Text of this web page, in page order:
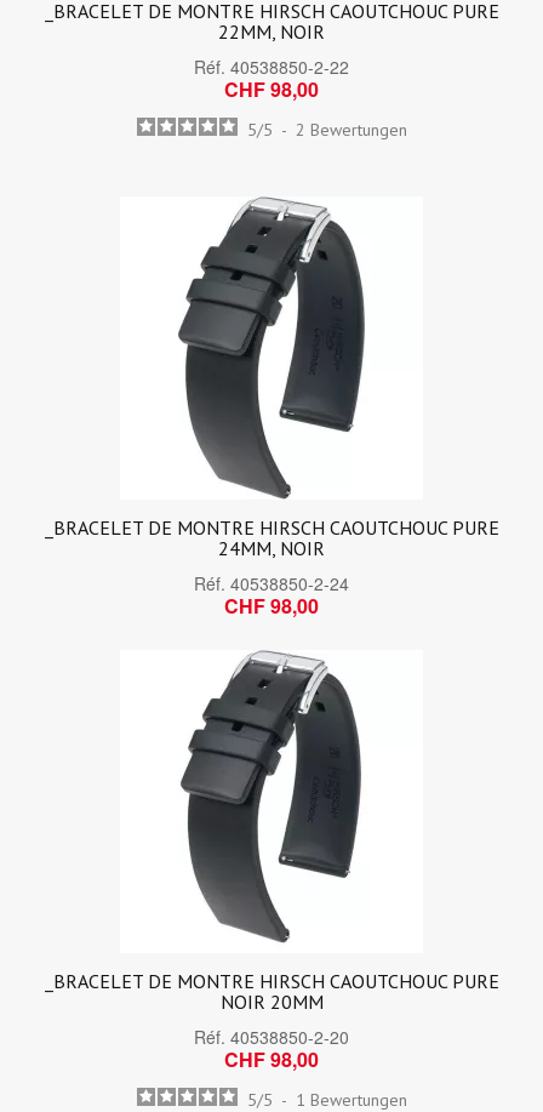
_BRACELET DE MONTRE HIRSCH CAOUTCHOUC PURE
22MM, NOIR
Réf. 40538850-2-22
CHF 98,00
5/5 - 2 Bewertungen
_BRACELET DE MONTRE HIRSCH CAOUTCHOUC PURE
24MM, NOIR
Réf. 40538850-2-24
CHF 98,00
_BRACELET DE MONTRE HIRSCH CAOUTCHOUC PURE
NOIR 20MM
Réf. 40538850-2-20
CHF 98,00
5/5 - 1 Bewertungen